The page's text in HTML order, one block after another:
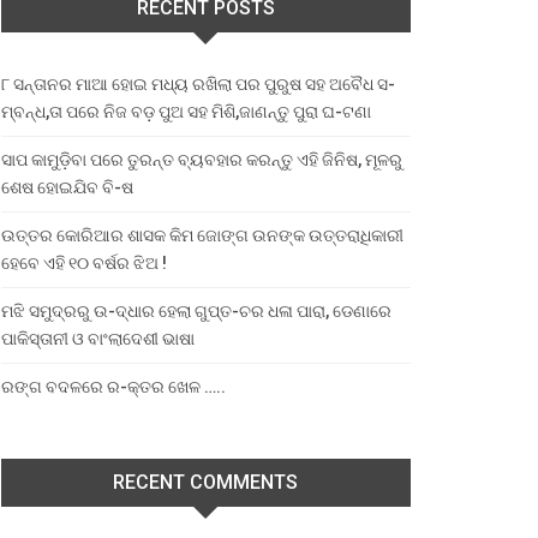
RECENT POSTS
୮ ସନ୍ତାନର ମାଆ ହୋଇ ମଧ୍ୟ ରଖିଲା ପର ପୁରୁଷ ସହ ଅବୈଧ ସ-
ମ୍ବନ୍ଧ,ତା ପରେ ନିଜ ବଡ଼ ପୁଅ ସହ ମିଶି,ଜାଣନ୍ତୁ ପୁରା ଘ-ଟଣା
ସାପ କାମୁଡ଼ିବା ପରେ ତୁରନ୍ତ ବ୍ୟବହାର କରନ୍ତୁ ଏହି ଜିନିଷ, ମୂଳରୁ
ଶେଷ ହୋଇଯିବ ବି-ଷ
ଉତ୍ତର କୋରିଆର ଶାସକ କିମ ଜୋଙ୍ଗ ଉନଙ୍କ ଉତ୍ତରାଧିକାରୀ
ହେବେ ଏହି ୧୦ ବର୍ଷର ଝିଅ !
ମଝି ସମୁଦ୍ରରୁ ଉ-ଦ୍ଧାର ହେଲା ଗୁପ୍ତ-ଚର ଧଳା ପାରା, ଡେଣାରେ
ପାକିସ୍ତାନୀ ଓ ବାଂଲାଦେଶୀ ଭାଷା
ରଙ୍ଗ ବଦଳରେ ର-କ୍ତର ଖେଳ …..
RECENT COMMENTS